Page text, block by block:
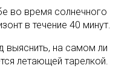
во время солнечного
в течение 40 минут.
выяснить, на самом ли
летающей тарелкой.